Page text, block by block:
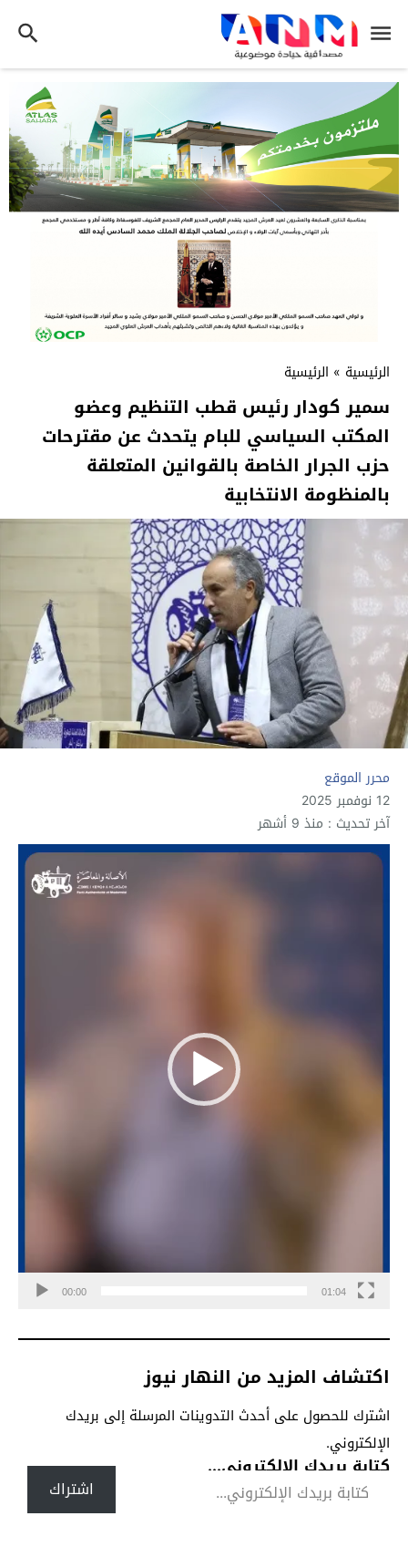
الرئيسية » الرئيسية
سمير كودار رئيس قطب التنظيم وعضو
المكتب السياسي للبام يتحدث عن مقترحات
حزب الجرار الخاصة بالقوانين المتعلقة
بالمنظومة الانتخابية
محرر الموقع
12 نوفمبر 2025
آخر تحديث : منذ 9 أشهر
مشغل
00:00 01:04
اكتشاف المزيد من النهار نيوز
اشترك للحصول على أحدث التدوينات المرسلة إلى بريدك
الإلكتروني.
كتابة بريدك الإلكتروني...
اشتراك